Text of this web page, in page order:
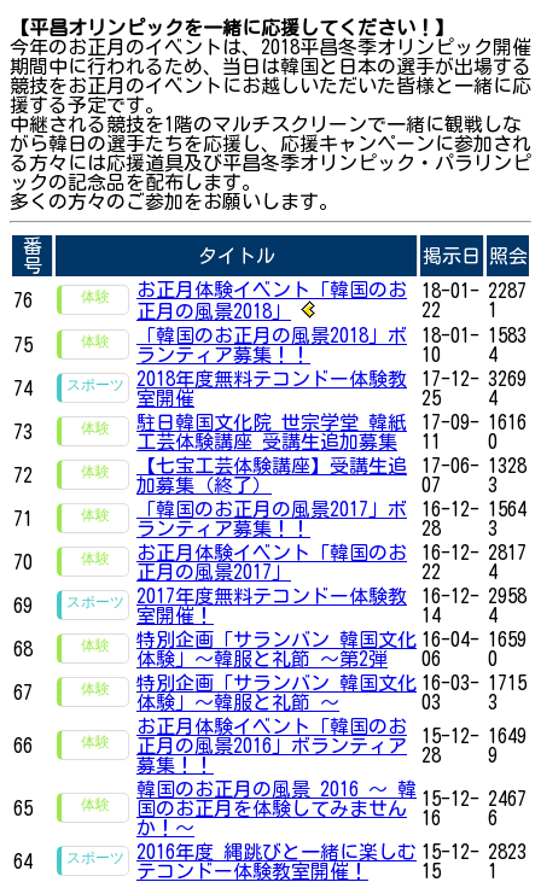
【平昌オリンピックを一緒に応援してください！】
今年のお正月のイベントは、2018平昌冬季オリンピック開催
期間中に行われるため、当日は韓国と日本の選手が出場する
競技をお正月のイベントにお越しいただいた皆様と一緒に応
援する予定です。
中継される競技を1階のマルチスクリーンで一緒に観戦しな
がら韓日の選手たちを応援し、応援キャンペーンに参加され
る方々には応援道具及び平昌冬季オリンピック・パラリンピ
ックの記念品を配布します。
多くの方々のご参加をお願いします。
番
号
タイトル 掲示日 照会
76
お正月体験イベント「韓国のお
正月の風景2018」
18-01-
22
2287
1
75
「韓国のお正月の風景2018」ボ
ランティア募集！！
18-01-
10
1583
4
74
2018年度無料テコンドー体験教
室開催
17-12-
25
3269
4
73
駐日韓国文化院 世宗学堂 韓紙
工芸体験講座 受講生追加募集
17-09-
11
1616
0
72
【七宝工芸体験講座】受講生追
加募集（終了）
17-06-
07
1328
3
71
「韓国のお正月の風景2017」ボ
ランティア募集！！
16-12-
28
1564
3
70
お正月体験イベント「韓国のお
正月の風景2017」
16-12-
22
2817
4
69
2017年度無料テコンドー体験教
室開催！
16-12-
14
2958
4
68
特別企画「サランバン 韓国文化
体験」～韓服と礼節 ～第2弾
16-04-
06
1659
0
67
特別企画「サランバン 韓国文化
体験」～韓服と礼節 ～
16-03-
03
1715
3
66
お正月体験イベント「韓国のお
正月の風景2016」ボランティア
募集！！
15-12-
28
1649
9
65
韓国のお正月の風景 2016 ～ 韓
国のお正月を体験してみません
か！～
15-12-
16
2467
6
64
2016年度 縄跳びと一緒に楽しむ
テコンドー体験教室開催！
15-12-
15
2823
1